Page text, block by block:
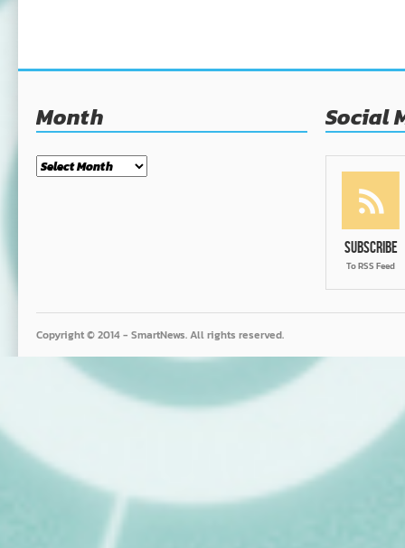
Month
Month
Social
Subscribe
To RSS Feed
Copyright © 2014 - SmartNews. All rights reserved.